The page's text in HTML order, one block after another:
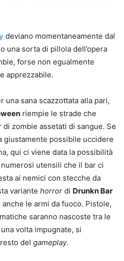
deviano momentaneamente dal
una sorta di pillola dell’opera
forse non egualmente
apprezzabile.
una sana scazzottata alla pari,
riempie le strade che
zombie assetati di sangue. Se
giustamente possibile uccidere
qui ci viene data la possibilità
utensili che il bar ci
ai nemici con stecche da
variante horror di Drunkn Bar
le armi da fuoco. Pistole,
saranno nascoste tra le
volta impugnate, si
del gameplay.